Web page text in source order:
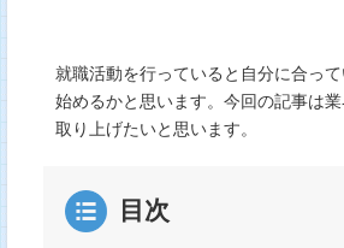
就職活動を行っていると自分に合っ
始めるかと思います。今回の記事は
取り上げたいと思います。
目次